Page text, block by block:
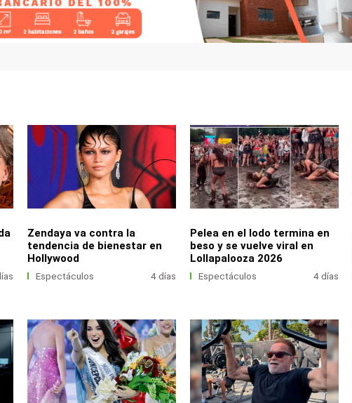
Zendaya va contra la
tendencia de bienestar en
Hollywood
Espectáculos 4 días
Pelea en el lodo termina en
beso y se vuelve viral en
Lollapalooza 2026
Espectáculos 4 días